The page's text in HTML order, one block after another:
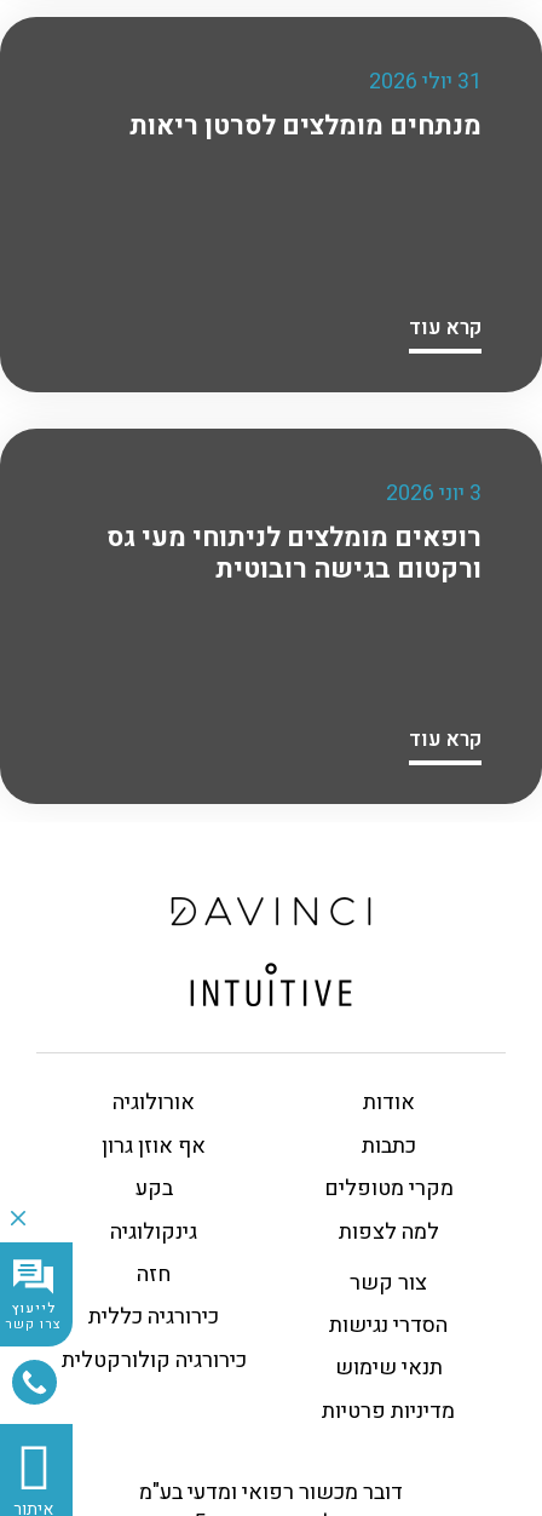
לייעוץ
צרו קשר
איתור
31 יולי 2026
מנתחים מומלצים לסרטן ריאות
קרא עוד
3 יוני 2026
רופאים מומלצים לניתוחי מעי גס
ורקטום בגישה רובוטית
קרא עוד
אודות
כתבות
מקרי מטופלים
למה לצפות
צור קשר
הסדרי נגישות
תנאי שימוש
מדיניות פרטיות
אורולוגיה
אף אוזן גרון
בקע
גינקולוגיה
חזה
כירורגיה כללית
כירורגיה קולורקטלית
דובר מכשור רפואי ומדעי בע"מ